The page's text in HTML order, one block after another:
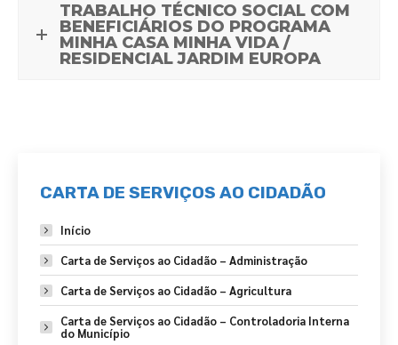
TRABALHO TÉCNICO SOCIAL COM
BENEFICIÁRIOS DO PROGRAMA
MINHA CASA MINHA VIDA /
RESIDENCIAL JARDIM EUROPA
CARTA DE SERVIÇOS AO CIDADÃO
Início
Carta de Serviços ao Cidadão – Administração
Carta de Serviços ao Cidadão – Agricultura
Carta de Serviços ao Cidadão – Controladoria Interna
do Município